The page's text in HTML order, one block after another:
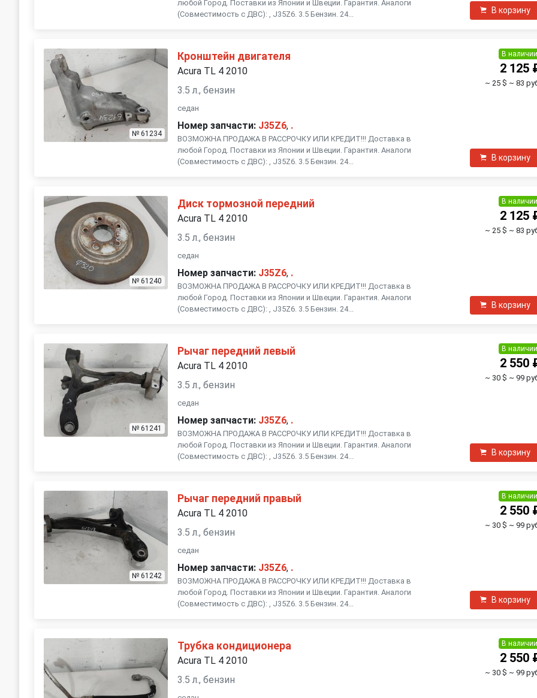
любой Город. Поставки из Японии и Швеции. Гарантия. Аналоги
(Совместимость с ДВС): , J35Z6. 3.5 Бензин. 24...
В корзину
№ 61234
Кронштейн двигателя
Acura TL 4 2010
3.5 л., бензин
седан
Номер запчасти: J35Z6, .
ВОЗМОЖНА ПРОДАЖА В РАССРОЧКУ ИЛИ КРЕДИТ!!! Доставка в
любой Город. Поставки из Японии и Швеции. Гарантия. Аналоги
(Совместимость с ДВС): , J35Z6. 3.5 Бензин. 24...
В наличии
2 125
~ 25 $ ~ 83
В корзину
№ 61240
Диск тормозной передний
Acura TL 4 2010
3.5 л., бензин
седан
Номер запчасти: J35Z6, .
ВОЗМОЖНА ПРОДАЖА В РАССРОЧКУ ИЛИ КРЕДИТ!!! Доставка в
любой Город. Поставки из Японии и Швеции. Гарантия. Аналоги
(Совместимость с ДВС): , J35Z6. 3.5 Бензин. 24...
В наличии
2 125
~ 25 $ ~ 83
В корзину
№ 61241
Рычаг передний левый
Acura TL 4 2010
3.5 л., бензин
седан
Номер запчасти: J35Z6, .
ВОЗМОЖНА ПРОДАЖА В РАССРОЧКУ ИЛИ КРЕДИТ!!! Доставка в
любой Город. Поставки из Японии и Швеции. Гарантия. Аналоги
(Совместимость с ДВС): , J35Z6. 3.5 Бензин. 24...
В наличии
2 550
~ 30 $ ~ 99
В корзину
№ 61242
Рычаг передний правый
Acura TL 4 2010
3.5 л., бензин
седан
Номер запчасти: J35Z6, .
ВОЗМОЖНА ПРОДАЖА В РАССРОЧКУ ИЛИ КРЕДИТ!!! Доставка в
любой Город. Поставки из Японии и Швеции. Гарантия. Аналоги
(Совместимость с ДВС): , J35Z6. 3.5 Бензин. 24...
В наличии
2 550
~ 30 $ ~ 99
В корзину
Трубка кондиционера
Acura TL 4 2010
3.5 л., бензин
В наличии
2 550
~ 30 $ ~ 99